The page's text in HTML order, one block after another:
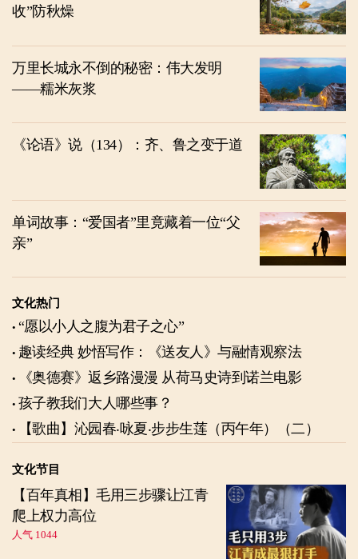
收”防秋燥
万里长城永不倒的秘密：伟大发明
——糯米灰浆
《论语》说（134）：齐、鲁之变于道
单词故事：“爱国者”里竟藏着一位“父
亲”
文化热门
“愿以小人之腹为君子之心”
趣读经典 妙悟写作：《送友人》与融情观察法
《奥德赛》返乡路漫漫 从荷马史诗到诺兰电影
孩子教我们大人哪些事？
【歌曲】沁园春‧咏夏‧步步生莲（丙午年）（二）
文化节目
【百年真相】毛用三步骤让江青
爬上权力高位
人气 1044